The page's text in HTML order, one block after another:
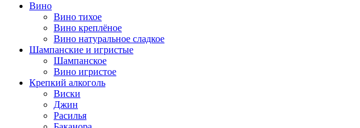
Вино
Вино тихое
Вино креплёное
Вино натуральное сладкое
Шампанские и игристые
Шампанское
Вино игристое
Крепкий алкоголь
Виски
Джин
Расилья